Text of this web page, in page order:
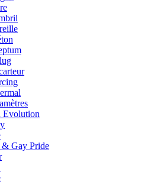
Evolution
Gay Pride